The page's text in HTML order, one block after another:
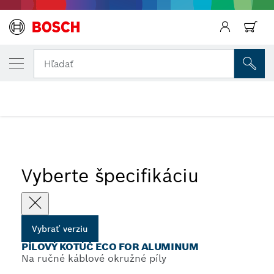
Hľadať
Vyberte špecifikáciu
Vybrať verziu
PÍLOVÝ KOTÚČ ECO FOR ALUMINUM
Na ručné káblové okružné píly
VYBRANÁ VERZIA
Pílový kotúč Eco for Aluminum